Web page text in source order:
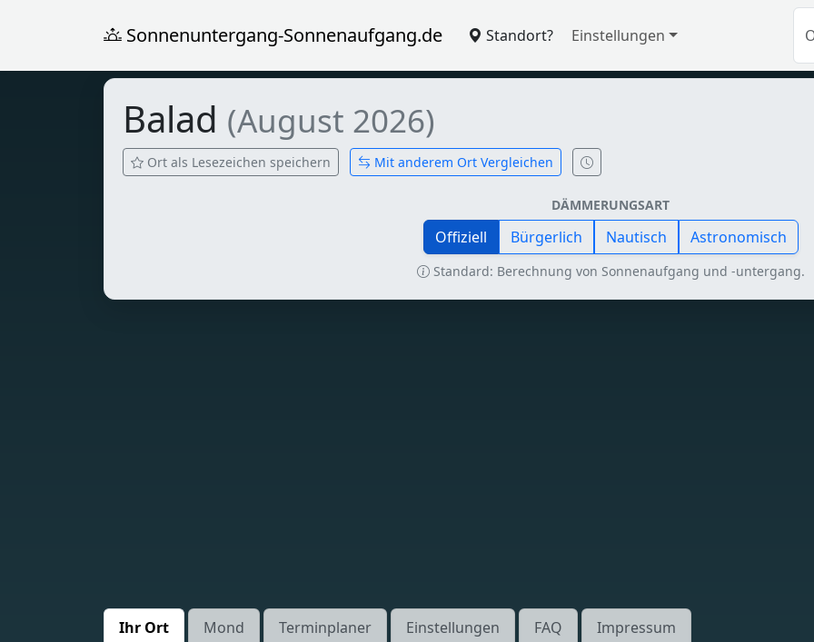
Sonnenuntergang-Sonnenaufgang.de Standort? Einstellungen
Balad (August 2026)
Ort als Lesezeichen speichern Mit anderem Ort Vergleichen
DÄMMERUNGSART
Offiziell Bürgerlich Nautisch Astronomisch
Standard: Berechnung von Sonnenaufgang und -untergang.
Ihr Ort Mond Terminplaner Einstellungen FAQ Impressum